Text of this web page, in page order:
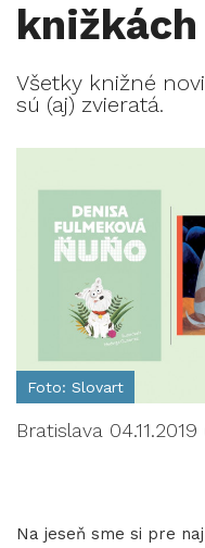
knižkách
Všetky knižné
sú (aj) zvieratá.
Foto: Slovart
Bratislava
Na jeseň sme si pre